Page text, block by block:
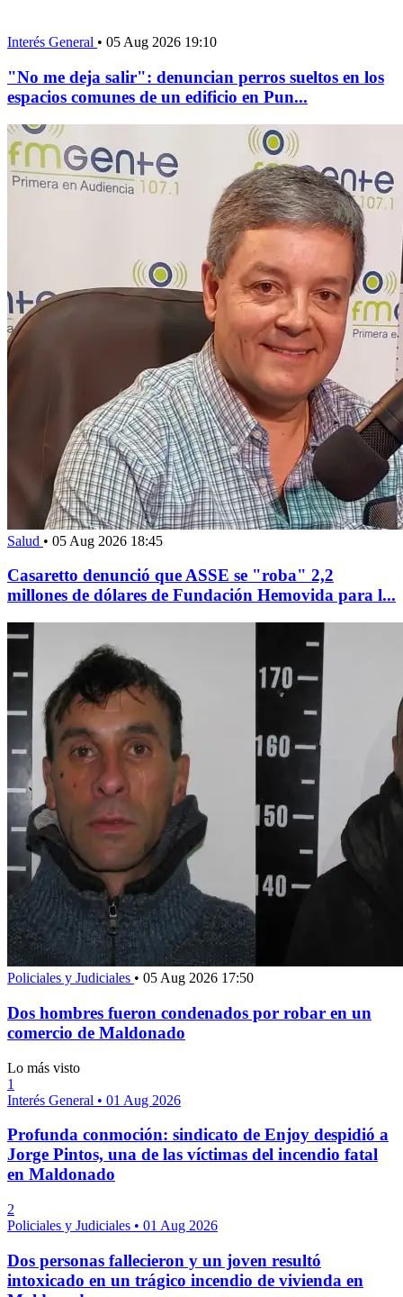
Interés General • 05 Aug 2026 19:10
"No me deja salir": denuncian perros sueltos en los
espacios comunes de un edificio en Pun...
Salud • 05 Aug 2026 18:45
Casaretto denunció que ASSE se "roba" 2,2
millones de dólares de Fundación Hemovida para l...
Policiales y Judiciales • 05 Aug 2026 17:50
Dos hombres fueron condenados por robar en un
comercio de Maldonado
Lo más visto
1
Interés General • 01 Aug 2026
Profunda conmoción: sindicato de Enjoy despidió a
Jorge Pintos, una de las víctimas del incendio fatal
en Maldonado
2
Policiales y Judiciales • 01 Aug 2026
Dos personas fallecieron y un joven resultó
intoxicado en un trágico incendio de vivienda en